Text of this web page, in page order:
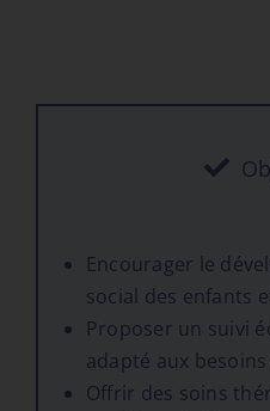
Encourager le
social des enfants
Proposer un suivi
adapté aux
Offrir des soins